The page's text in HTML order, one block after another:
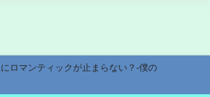
ロマンティックが止まらない？-僕の